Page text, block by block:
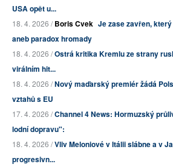
USA opět u...
18. 4. 2026 /Boris Cvek Je zase zavřen,
aneb paradox hromady
18. 4. 2026 /Ostrá kritika Kremlu ze strany
virálním hit...
18. 4. 2026 /Nový maďarský premiér žádá
vztahů s EU
17. 4. 2026 /Channel 4 News: Hormuzský
lodní dopravu":
18. 4. 2026 /Vliv Meloniové v Itálii slábne a v
progresivn...